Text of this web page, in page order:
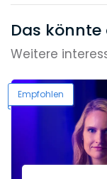
Das
Weitere
Empfohlen